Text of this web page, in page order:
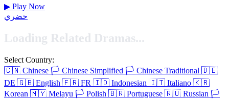
▶ Play Now
حضري
Loading Related Dramas...
Select Country:
🇨🇳 Chinese 🏳️ Chinese Simplified 🏳️ Chinese Traditional 🇩🇪
DE 🇬🇧 English 🇫🇷 FR 🇮🇩 Indonesian 🇮🇹 Italiano 🇰🇷
Korean 🇲🇾 Melayu 🏳️ Polish 🇧🇷 Portuguese 🇷🇺 Russian 🏳️